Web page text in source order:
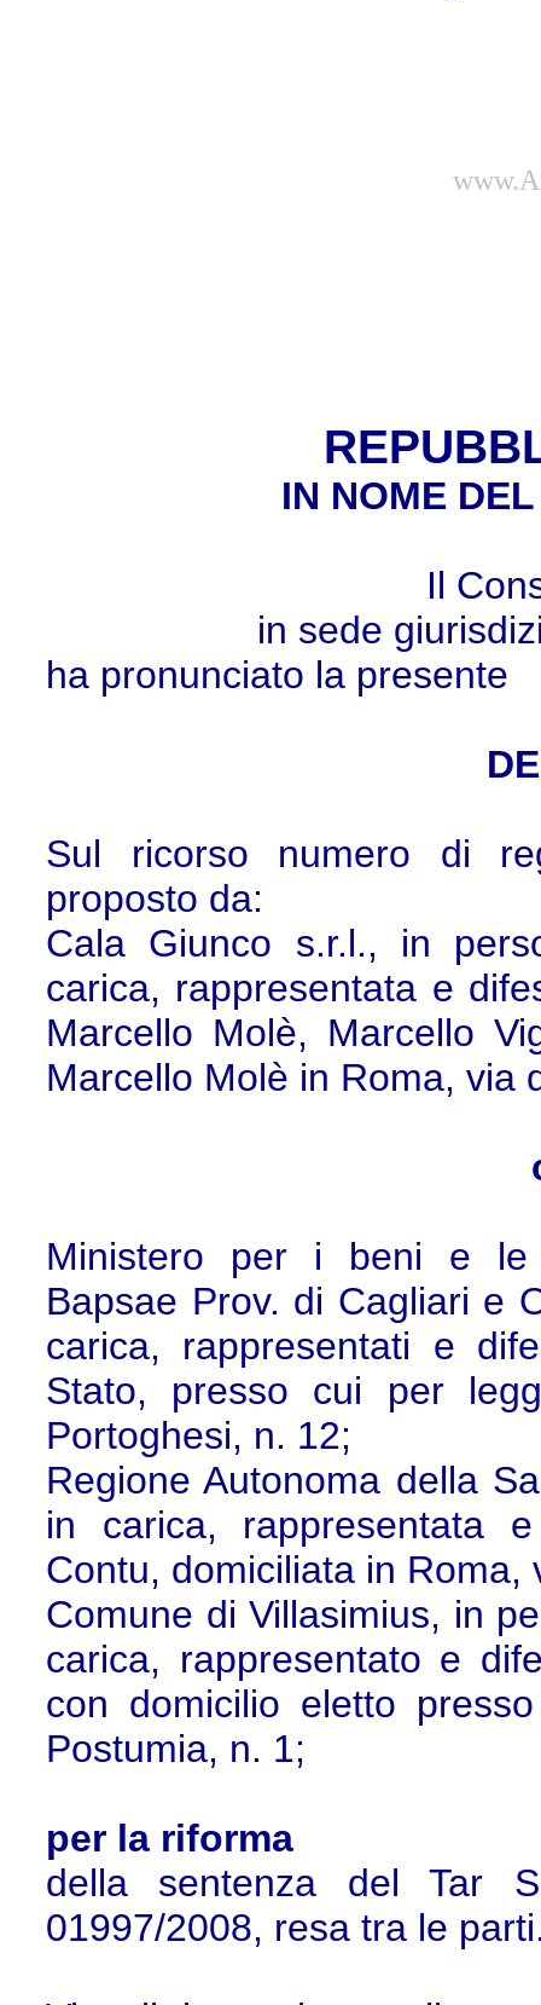
IN NOME
Il
in sede
ha pronunciato la presente
Sul ricorso numero di
proposto da:
Cala Giunco s.r.l., in
carica, rappresentata e
Marcello Molè, Marcello
Marcello Molè in Roma, via
Ministero per i beni e le
Bapsae Prov. di Cagliari e
carica, rappresentati e
Stato, presso cui per
Portoghesi, n. 12;
Regione Autonoma della
in carica, rappresentata
Contu, domiciliata in Roma,
Comune di Villasimius, in
carica, rappresentato e
con domicilio eletto
Postumia, n. 1;
per la riforma
della sentenza del Tar
01997/2008, resa tra le